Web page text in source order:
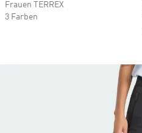
Frauen TERREX
3 Farben